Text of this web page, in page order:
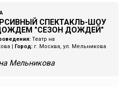
СПЕКТАКЛЬ-ШОУ
"СЕЗОН ДОЖДЕЙ"
Театр на
Город: г. Москва, ул. Мельникова
Мельникова